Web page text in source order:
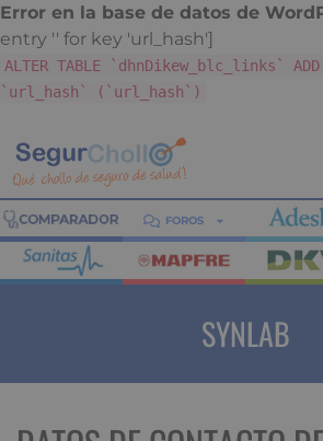
Error en la base de datos de
entry '' for key 'url_hash']
ALTER TABLE `dhnDikew_blc_links` ADD
`url_hash` (`url_hash`)
FOROS
SYNLAB